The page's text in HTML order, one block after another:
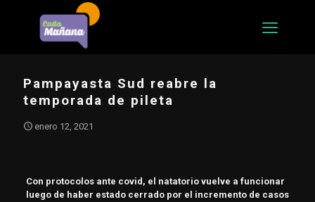
Pampayasta Sud reabre la
temporada de pileta
enero 12, 2021
Con protocolos ante covid, el natatorio vuelve a funcionar
luego de haber estado cerrado por el incremento de casos